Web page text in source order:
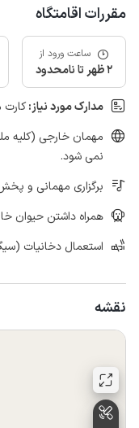
مقررات اقامتگاه
ساعت ورود از
2 ظهر تا نامحدود
مدارک مورد نیاز:کارت
مهمان خارجی (کلیه
نمی شود.
برگزاری مهمانی و
همراه داشتن حیوان
استعمال دخانیات
نقشه